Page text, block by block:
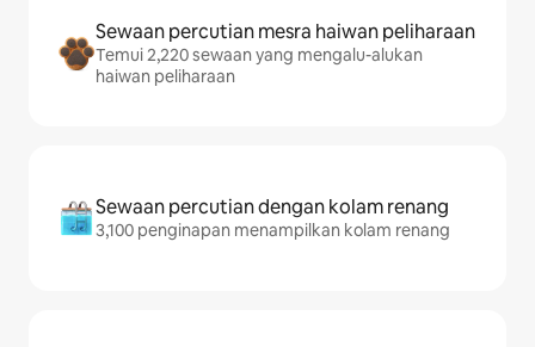
Sewaan percutian mesra haiwan peliharaan
Temui 2,220 sewaan yang mengalu-alukan
haiwan peliharaan
Sewaan percutian dengan kolam renang
3,100 penginapan menampilkan kolam renang